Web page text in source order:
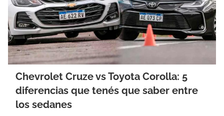
Chevrolet Cruze vs Toyota Corolla: 5
diferencias que tenés que saber entre
los sedanes